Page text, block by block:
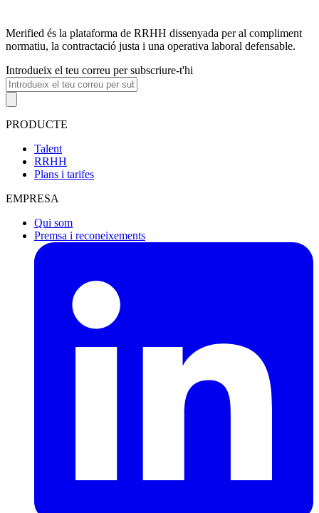
Merified és la plataforma de RRHH dissenyada per al compliment
normatiu, la contractació justa i una operativa laboral defensable.
Introdueix el teu correu per subscriure-t'hi
PRODUCTE
Talent
RRHH
Plans i tarifes
EMPRESA
Qui som
Premsa i reconeixements